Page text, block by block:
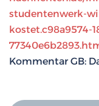
studentenwerk-
kostet.c98a9574-
Kommentar GB: